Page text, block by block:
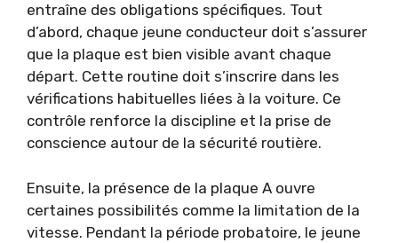
entraîne des obligations spécifiques. Tout
d’abord, chaque jeune conducteur doit s’assurer
que la plaque est bien visible avant chaque
départ. Cette routine doit s’inscrire dans les
vérifications habituelles liées à la voiture. Ce
contrôle renforce la discipline et la prise de
conscience autour de la sécurité routière.
Ensuite, la présence de la plaque A ouvre
certaines possibilités comme la limitation de la
vitesse. Pendant la période probatoire, le jeune